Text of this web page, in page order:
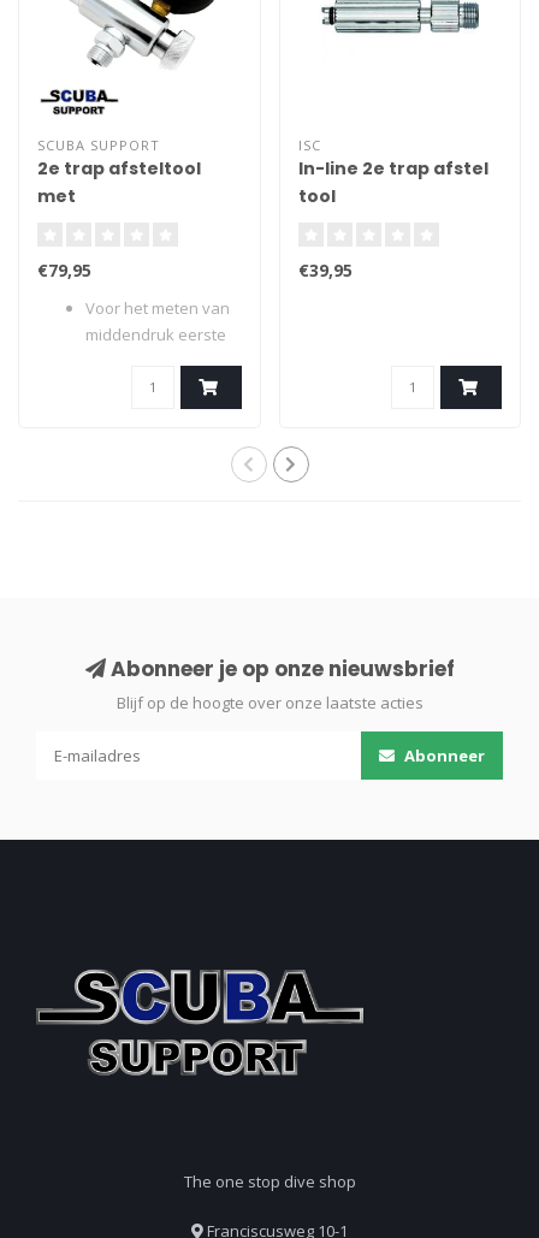
SCUBA SUPPORT
2e trap afsteltool
met
€79,95
Voor het meten van
middendruk eerste
trap en het tes..
ISC
In-line 2e trap afstel
tool
€39,95
Abonneer je op onze nieuwsbrief
Blijf op de hoogte over onze laatste acties
Abonneer
The one stop dive shop
Franciscusweg 10-1